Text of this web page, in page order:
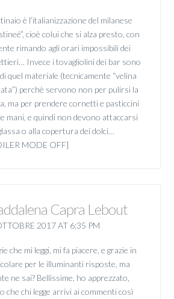
è l’italianizzazione del milanese
cioè colui che si alza presto, con
rimando agli orari impossibili dei
Invece i tovagliolini dei bar sono
quel materiale (tecnicamente “velina
perchè servono non per pulirsi la
ma per prendere cornetti e pasticcini
mani, e quindi non devono attaccarsi
o alla copertura dei dolci…
MODE OFF]
Capra Lebout
2017 AT 6:35 PM
che mi leggi, mi fa piacere, e grazie in
per le illuminanti risposte, ma
ne sai? Bellissime, ho apprezzato,
che chi legge arrivi ai commenti così